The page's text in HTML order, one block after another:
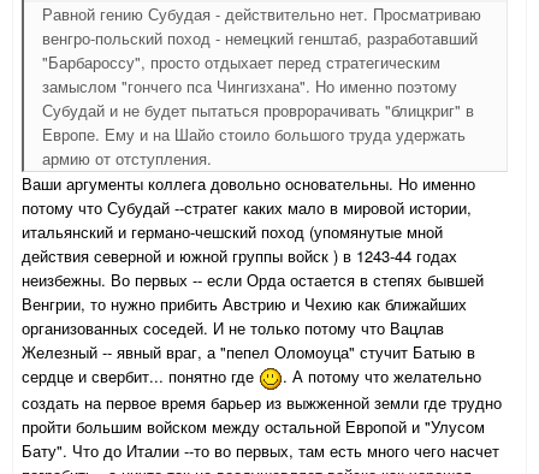
Равной гению Субудая - действительно нет. Просматриваю
венгро-польский поход - немецкий генштаб, разработавший
"Барбароссу", просто отдыхает перед стратегическим
замыслом "гончего пса Чингизхана". Но именно поэтому
Субудай и не будет пытаться проврорачивать "блицкриг" в
Европе. Ему и на Шайо стоило большого труда удержать
армию от отступления.
Ваши аргументы коллега довольно основательны. Но именно
потому что Субудай --стратег каких мало в мировой истории,
итальянский и германо-чешский поход (упомянутые мной
действия северной и южной группы войск ) в 1243-44 годах
неизбежны. Во первых -- если Орда остается в степях бывшей
Венгрии, то нужно прибить Австрию и Чехию как ближайших
организованных соседей. И не только потому что Вацлав
Железный -- явный враг, а "пепел Оломоуца" стучит Батыю в
сердце и свербит... понятно где
. А потому что желательно
создать на первое время барьер из выжженной земли где трудно
пройти большим войском между остальной Европой и "Улусом
Бату". Что до Италии --то во первых, там есть много чего насчет